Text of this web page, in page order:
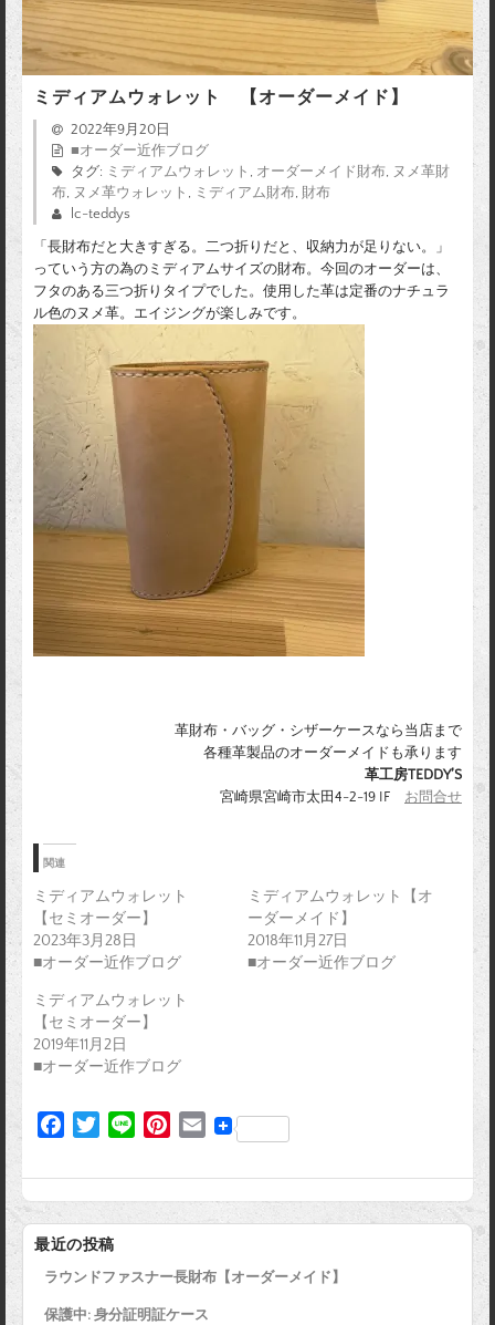
ミディアムウォレット 【オーダーメイド】
2022年9月20日
■オーダー近作ブログ
タグ: ミディアムウォレット , オーダーメイド財布, ヌメ革財
布, ヌメ革ウォレット , ミディアム財布, 財布
lc-teddys
「長財布だと大きすぎる。二つ折りだと、収納力が足りない。」
っていう方の為のミディアムサイズの財布。今回のオーダーは、
フタのある三つ折りタイプでした。使用した革は定番のナチュラ
ル色のヌメ革。エイジングが楽しみです。
革財布・バッグ・シザーケースなら当店まで
各種革製品のオーダーメイドも承ります
革工房TEDDY’S
宮崎県宮崎市太田4-2-19 IF お問合せ
関連
ミディアムウォレット
【セミオーダー】
2023年3月28日
■オーダー近作ブログ
ミディアムウォレット【オ
ーダーメイド】
2018年11月27日
■オーダー近作ブログ
ミディアムウォレット
【セミオーダー】
2019年11月2日
■オーダー近作ブログ
c
e
b
o
o
k
i
t
t
e
r
n
e
n
t
e
e
s
a
i
l
最近の投稿
ラウンドファスナー長財布【オーダーメイド】
保護中: 身分証明証ケース